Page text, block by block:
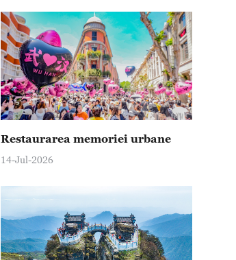
Restaurarea memoriei urbane
14-Jul-2026